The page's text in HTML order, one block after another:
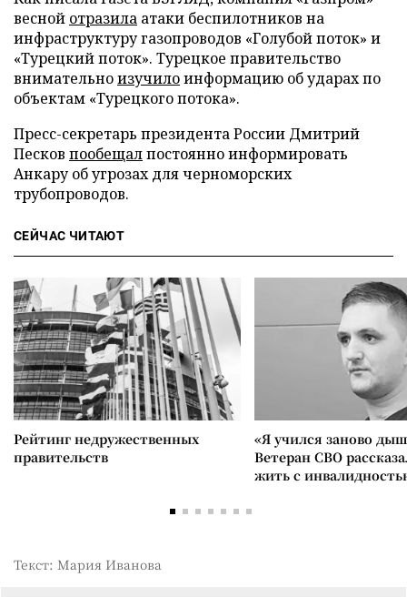
весной отразила атаки беспилотников на
инфраструктуру газопроводов «Голубой поток» и
«Турецкий поток». Турецкое правительство
внимательноизучилоинформацию об ударах по
объектам «Турецкого потока».
Пресс-секретарь президента России Дмитрий
Песков пообещалпостоянно информировать
Анкару об угрозах для черноморских
трубопроводов.
СЕЙЧАС ЧИТАЮТ
Рейтинг недружественных
правительств
«Я учился заново
Ветеран СВО
жить с
Текст: Мария Иванова